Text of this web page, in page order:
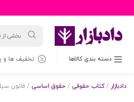
محصولات
دسته بندی کالاها تخفیف ها و
دادبازار /کتاب حقوقی / حقوق اساسی / قانون